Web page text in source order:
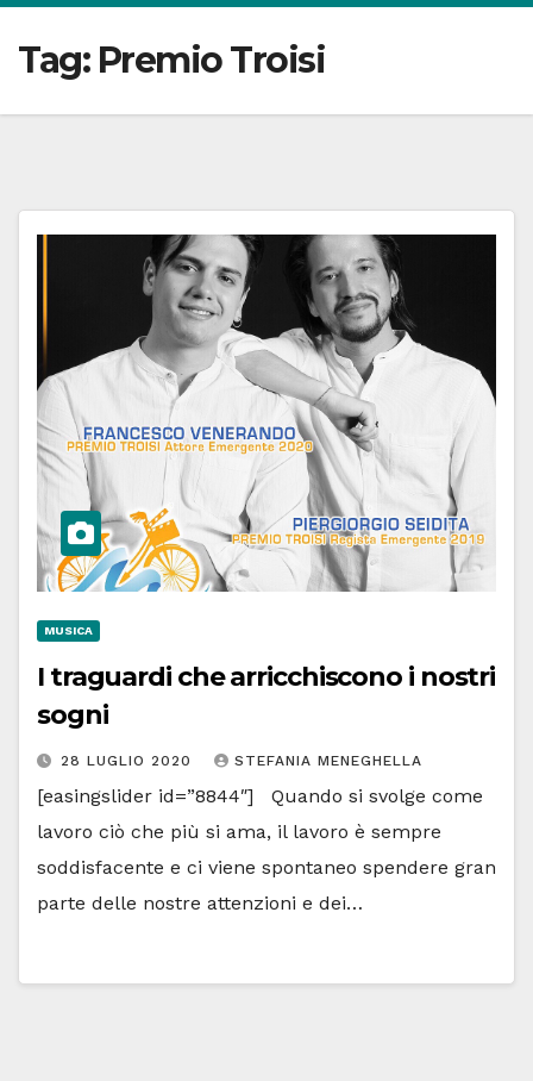
Tag: Premio Troisi
MUSICA
I traguardi che arricchiscono i nostri
sogni
28 LUGLIO 2020 STEFANIA MENEGHELLA
[easingslider id=”8844″] Quando si svolge come
lavoro ciò che più si ama, il lavoro è sempre
soddisfacente e ci viene spontaneo spendere gran
parte delle nostre attenzioni e dei…